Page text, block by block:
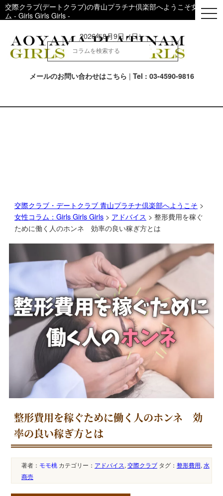
交際クラブ(デートクラブ)の青山プラチナ倶楽部へようこそ女性用コ
ム - Girls Girls Girls -
メールのお問い合わせはこちら | Tel : 03-4590-9816
2026年8月9日（日）
交際クラブ・デートクラブ 青山プラチナ倶楽部へようこそ >
女性コラム：Girls Girls Girls> アドバイス > 整形費用を稼ぐ
ために働く人のホンネ 効率の良い稼ぎ方とは
整形費用を稼ぐために働く人のホンネ 効
率の良い稼ぎ方とは
著者： モモ桃 カテゴリー： アドバイス, 交際クラブ タグ： 整形費用, 水
商売